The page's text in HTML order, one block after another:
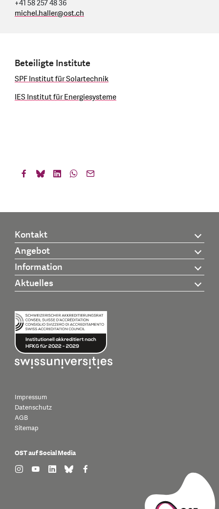
+41 58 257 48 36
michel.haller@ost.ch
Beteiligte Institute
SPF Institut für Solartechnik
IES Institut für Energiesysteme
Kontakt
Angebot
Information
Aktuelles
Impressum
Datenschutz
AGB
Sitemap
OST auf Social Media
find us on: instagram
find us on: youtube
find us on: linkedin
find us on: bluesky
find us on: facebook